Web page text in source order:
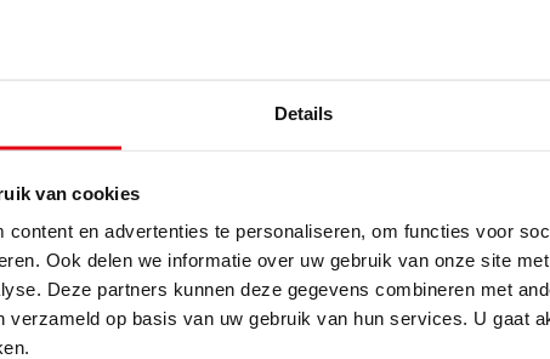
Details
van cookies
content en advertenties te personaliseren, om functies voor
Ook delen we informatie over uw gebruik van onze site
Deze partners kunnen deze gegevens combineren met
verzameld op basis van uw gebruik van hun services. U gaat
heeft gekozen voor een keuken in de kleur kristalwit
een afzuigkap, een multifunctionele oven en
van de familie van Huijkelom
gebruik te maken van de